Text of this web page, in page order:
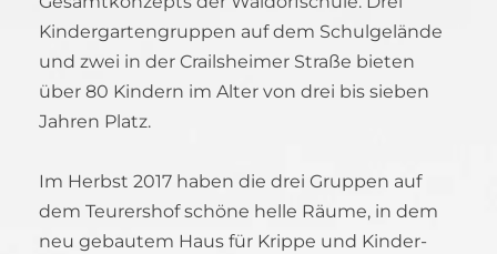
Kindergartengruppen auf dem Schulgelände
und zwei in der Crailsheimer Straße bieten
über 80 Kindern im Alter von drei bis sieben
Jahren Platz.
Im Herbst 2017 haben die drei Gruppen auf
dem Teurershof schöne helle Räume, in dem
neu gebautem Haus für Krippe und Kinder-